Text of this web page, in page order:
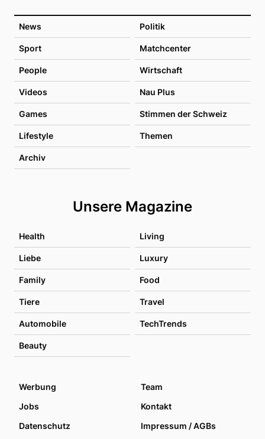
News Politik
Sport Matchcenter
People Wirtschaft
Videos Nau Plus
Games Stimmen der Schweiz
Lifestyle Themen
Archiv
Unsere Magazine
Health Living
Liebe Luxury
Family Food
Tiere Travel
Automobile TechTrends
Beauty
Werbung
Team
Jobs
Kontakt
Datenschutz
Impressum / AGBs